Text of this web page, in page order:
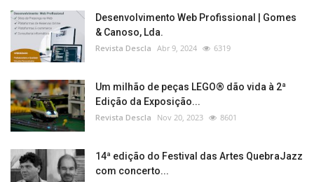
Desenvolvimento Web Profissional | Gomes
& Canoso, Lda.
Revista Descla Abr 9, 2024 6319
Um milhão de peças LEGO® dão vida à 2ª
Edição da Exposição...
Revista Descla Nov 20, 2023 8601
14ª edição do Festival das Artes QuebraJazz
com concerto...